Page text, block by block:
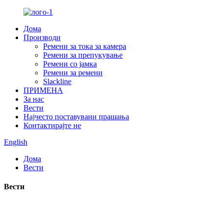
Дома
Производи
Ремени за тока за камера
Ремени за препукување
Ремени со јамка
Ремени за ремени
Slackline
ПРИМЕНА
За нас
Вести
Најчесто поставувани прашања
Контактирајте не
English
Дома
Вести
Вести